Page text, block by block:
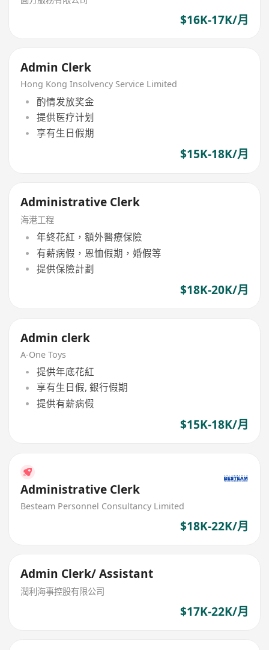
$16K-17K/月
Admin Clerk
Hong Kong Insolvency Service Limited
酌情发放奖金
提供医疗计划
享有生日假期
$15K-18K/月
Administrative Clerk
海港工程
年終花紅，額外醫療保險
有薪病假，恩恤假期，婚假等
提供保險計劃
$18K-20K/月
Admin clerk
A-One Toys
提供年底花紅
享有生日假, 銀行假期
提供有薪病假
$15K-18K/月
Administrative Clerk
Besteam Personnel Consultancy Limited
$18K-22K/月
Admin Clerk/ Assistant
潤利海事控股有限公司
$17K-22K/月